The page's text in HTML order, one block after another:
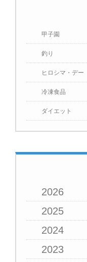
甲子園
釣り
ヒロシマ・デー
冷凍食品
ダイエット
2026
2025
2024
2023